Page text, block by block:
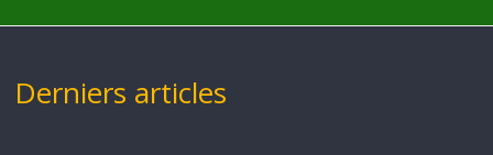
Derniers articles